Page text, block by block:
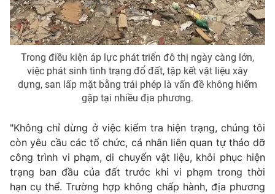
Trong điều kiện áp lực phát triển đô thị ngày càng lớn,
việc phát sinh tình trạng đổ đất, tập kết vật liệu xây
dựng, san lấp mặt bằng trái phép là vấn đề không hiếm
gặp tại nhiều địa phương.
"Không chỉ dừng ở việc kiểm tra hiện trạng, chúng tôi
còn yêu cầu các tổ chức, cá nhân liên quan tự tháo dỡ
công trình vi phạm, di chuyển vật liệu, khôi phục hiện
trạng ban đầu của đất trước khi vi phạm trong thời
hạn cụ thể. Trường hợp không chấp hành, địa phương